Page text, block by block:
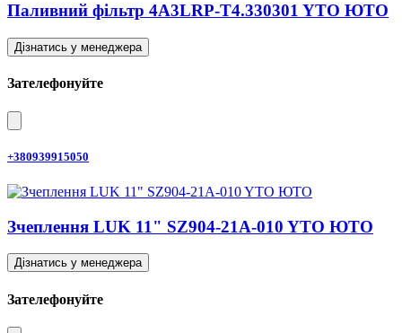
Паливний фільтр 4A3LRP-T4.330301 YTO ЮТО
Дізнатись у менеджера
Зателефонуйте
+380939915050
Зчеплення LUK 11" SZ904-21A-010 YTO ЮТО
Дізнатись у менеджера
Зателефонуйте